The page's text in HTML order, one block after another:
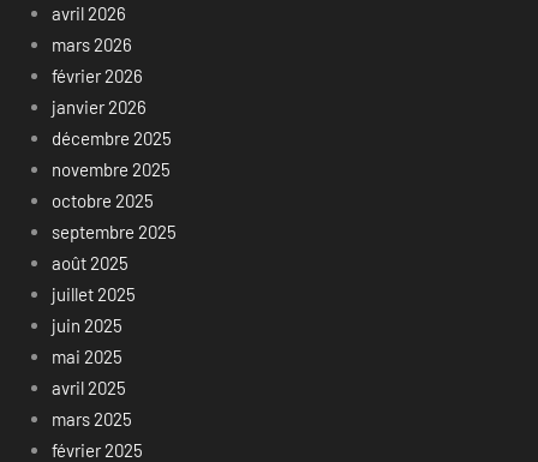
avril 2026
mars 2026
février 2026
janvier 2026
décembre 2025
novembre 2025
octobre 2025
septembre 2025
août 2025
juillet 2025
juin 2025
mai 2025
avril 2025
mars 2025
février 2025